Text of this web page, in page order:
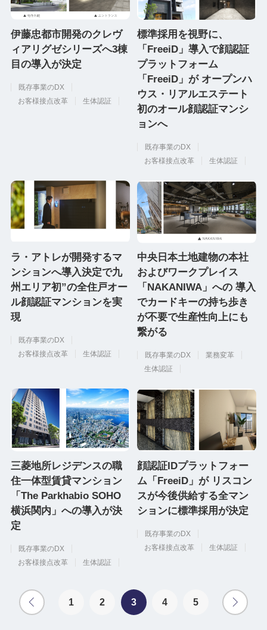
伊藤忠都市開発のクレヴ
ィアリグゼシリーズへ3棟
目の導入が決定
既存事業のDX
お客様接点改革
生体認証
標準採用を視野に、
「FreeiD」導入で顔認証
プラットフォーム
「FreeiD」が オープンハ
ウス・リアルエステート
初のオール顔認証マンシ
ョンへ
既存事業のDX
お客様接点改革
生体認証
ラ・アトレが開発するマ
ンションへ導入決定で九
州エリア初”の全住戸オー
ル顔認証マンションを実
現
既存事業のDX
お客様接点改革
生体認証
中央日本土地建物の本社
およびワークプレイス
「NAKANIWA」への 導入
でカードキーの持ち歩き
が不要で生産性向上にも
繋がる
既存事業のDX
業務変革
生体認証
三菱地所レジデンスの職
住一体型賃貸マンション
「The Parkhabio SOHO
横浜関内」への導入が決
定
既存事業のDX
お客様接点改革
生体認証
顔認証IDプラットフォー
ム「FreeiD」が リスコン
スが今後供給する全マン
ションに標準採用が決定
既存事業のDX
お客様接点改革
生体認証
1 2 3 4 5